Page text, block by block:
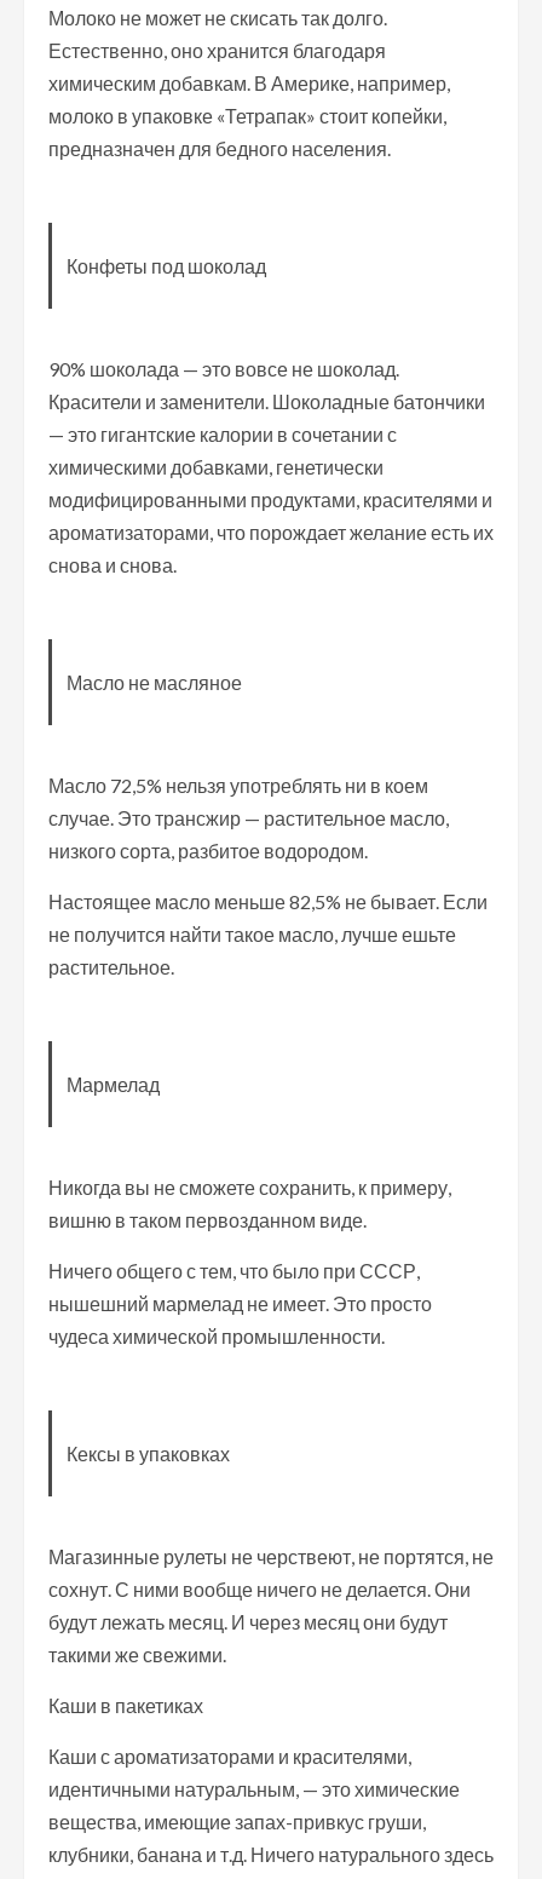
Молоко не может не скисать так долго.
Естественно, оно хранится благодаря
химическим добавкам. В Америке, например,
молоко в упаковке «Тетрапак» стоит копейки,
предназначен для бедного населения.
Конфеты под шоколад
90% шоколада — это вовсе не шоколад.
Красители и заменители. Шоколадные батончики
— это гигантские калории в сочетании с
химическими добавками, генетически
модифицированными продуктами, красителями и
ароматизаторами, что порождает желание есть их
снова и снова.
Масло не масляное
Масло 72,5% нельзя употреблять ни в коем
случае. Это трансжир — растительное масло,
низкого сорта, разбитое водородом.
Настоящее масло меньше 82,5% не бывает. Если
не получится найти такое масло, лучше ешьте
растительное.
Мармелад
Никогда вы не сможете сохранить, к примеру,
вишню в таком первозданном виде.
Ничего общего с тем, что было при СССР,
нышешний мармелад не имеет. Это просто
чудеса химической промышленности.
Кексы в упаковках
Магазинные рулеты не черствеют, не портятся, не
сохнут. С ними вообще ничего не делается. Они
будут лежать месяц. И через месяц они будут
такими же свежими.
Каши в пакетиках
Каши с ароматизаторами и красителями,
идентичными натуральным, — это химические
вещества, имеющие запах-привкус груши,
клубники, банана и т.д. Ничего натурального здесь